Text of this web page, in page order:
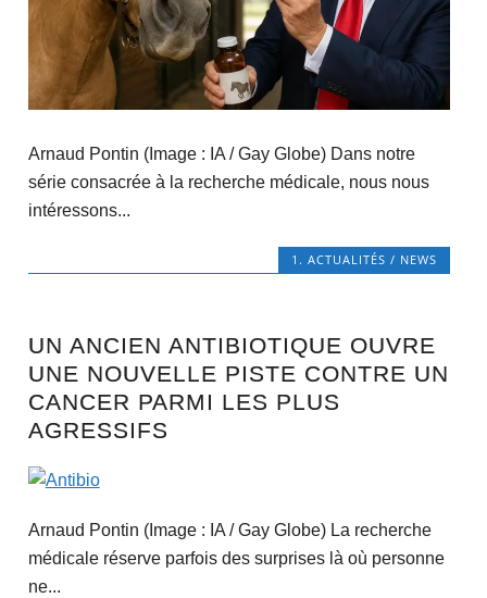
Arnaud Pontin (Image : IA / Gay Globe) Dans notre
série consacrée à la recherche médicale, nous nous
intéressons...
1. ACTUALITÉS / NEWS
UN ANCIEN ANTIBIOTIQUE OUVRE
UNE NOUVELLE PISTE CONTRE UN
CANCER PARMI LES PLUS
AGRESSIFS
Arnaud Pontin (Image : IA / Gay Globe) La recherche
médicale réserve parfois des surprises là où personne
ne...